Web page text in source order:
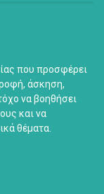
που προσφέρει
άσκηση,
να βοηθήσει
και να
θέματα.